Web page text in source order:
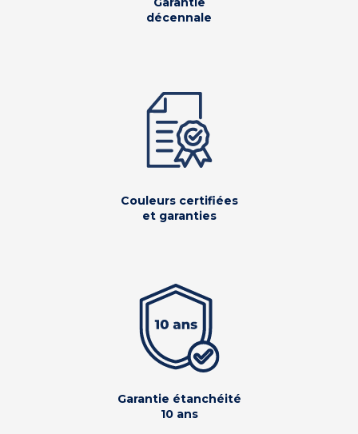
décennale
Couleurs certifiées
et garanties
Garantie étanchéité
10 ans